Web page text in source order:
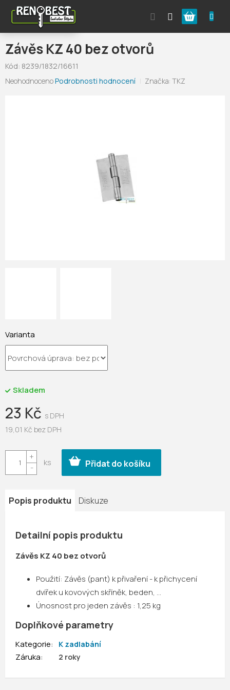
obsah
Nákupní
košík
Závěs KZ 40 bez otvorů
Kód: 8239/1832/16611
Průměrné
NeohodnocenoPodrobnosti hodnocení Značka:TKZ
23 Kč
19,01 Kč bez DPH
cena:
Skladem
Varianta
Přidat do košíku
Popis produktu Diskuze
Detailní popis produktu
Závěs KZ 40 bez otvorů
Použití: Závěs (pant) k přivaření - k přichycení
dvířek u kovových skříněk, beden, …
Únosnost pro jeden závěs : 1,25 kg
Doplňkové parametry
Kategorie: K zadlabání
Záruka: 2 roky